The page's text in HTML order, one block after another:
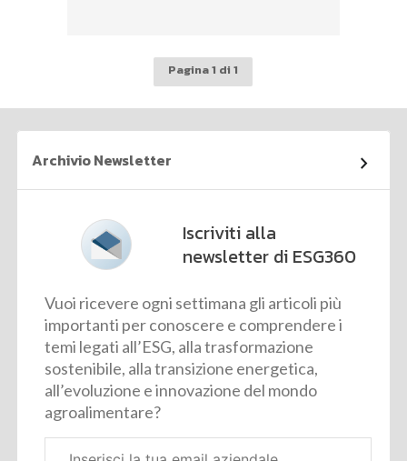
Pagina 1 di 1
Archivio Newsletter
Iscriviti alla
newsletter di ESG360
Vuoi ricevere ogni settimana gli articoli più
importanti per conoscere e comprendere i
temi legati all’ESG, alla trasformazione
sostenibile, alla transizione energetica,
all’evoluzione e innovazione del mondo
agroalimentare?